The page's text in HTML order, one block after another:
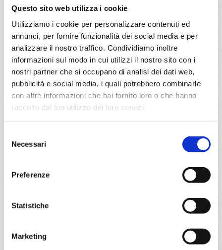
Questo sito web utilizza i cookie
Utilizziamo i cookie per personalizzare contenuti ed
annunci, per fornire funzionalità dei social media e per
analizzare il nostro traffico. Condividiamo inoltre
informazioni sul modo in cui utilizzi il nostro sito con i
nostri partner che si occupano di analisi dei dati web,
pubblicità e social media, i quali potrebbero combinarle
con altre informazioni che hai fornito loro o che hanno
raccolto dal tuo utilizzo dei loro servizi.
delNecessari
Preferenze
Statistiche
Marketing
€ 567
DETTAGLI
8 giorni
daItajai conMSC Lirica
Itajai, Ilhabela, Rio De Janeiro, Buzios, Ilha Grande,
Paranagua, Itajai
17/01/2027